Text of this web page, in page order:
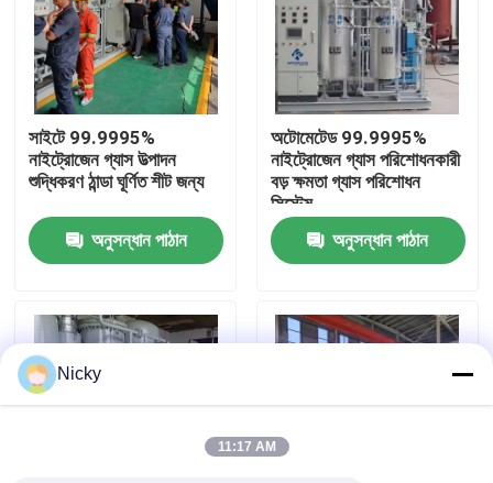
কারখানা পরিদর্শন
গুণমান নিয়ন্ত্রণ
আমাদের সাথে যোগাযোগ
খবর
একটি উদ্ধৃতি অনুরোধ করুন
পিএসএ নাইট্রোজেন গ্যাস জেনারেটর
সাইটে 99.9995%
নাইট্রোজেন গ্যাস উত্পাদন
শুদ্ধিকরণ ঠান্ডা ঘূর্ণিত শীট জন্য
অনুসন্ধান পাঠান
অটোমেটেড 99.9995%
নাইট্রোজেন গ্যাস পরিশোধনকারী
বড় ক্ষমতা গ্যাস পরিশোধন
সিস্টেম
অনুসন্ধান পাঠান
Nicky
11:17 AM